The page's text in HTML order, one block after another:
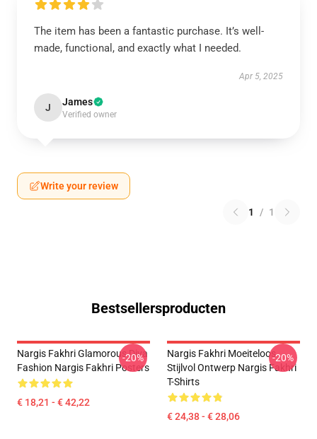
The item has been a fantastic purchase. It’s well-
made, functional, and exactly what I needed.
Apr 5, 2025
J James
Verified owner
Write your review
1 / 1
Bestsellersproducten
Nargis Fakhri Glamorous Diva
Fashion Nargis Fakhri Posters
€ 18,21 - € 42,22
-20%
Nargis Fakhri Moeiteloos
Stijlvol Ontwerp Nargis Fakhri
T-Shirts
€ 24,38 - € 28,06
-20%